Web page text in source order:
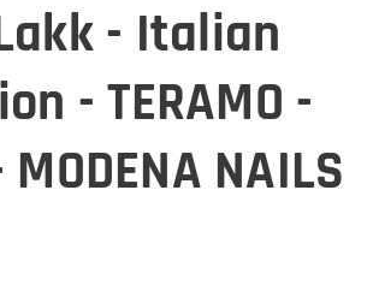
- Italian
- TERAMO -
NAILS